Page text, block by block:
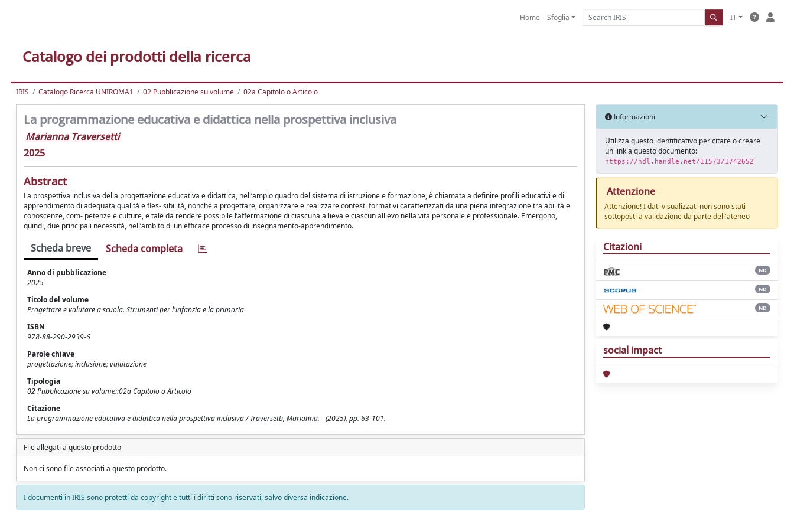
Home Sfoglia IT
Catalogo dei prodotti della ricerca
IRIS Catalogo Ricerca UNIROMA1 02 Pubblicazione su volume 02a Capitolo o Articolo
La programmazione educativa e didattica nella prospettiva inclusiva
Marianna Traversetti
2025
Abstract
La prospettiva inclusiva della progettazione educativa e didattica, nell’ampio quadro del sistema di istruzione e formazione, è chiamata a definire profili educativi e di
apprendimento di adeguata qualità e fles- sibilità, nonché a progettare, organizzare e realizzare contesti formativi caratterizzati da una piena integrazione tra abilità e
conoscenze, com- petenze e culture, e tale da rendere possibile l’affermazione di ciascuna allieva e ciascun allievo nella vita personale e professionale. Emergono,
quindi, due principali necessità, nell’ambito di un efficace processo di insegnamento-apprendimento.
Scheda breve Scheda completa
Anno di pubblicazione
2025
Titolo del volume
Progettare e valutare a scuola. Strumenti per l'infanzia e la primaria
ISBN
978-88-290-2939-6
Parole chiave
progettazione; inclusione; valutazione
Tipologia
02 Pubblicazione su volume::02a Capitolo o Articolo
Citazione
La programmazione educativa e didattica nella prospettiva inclusiva / Traversetti, Marianna. - (2025), pp. 63-101.
File allegati a questo prodotto
Non ci sono file associati a questo prodotto.
I documenti in IRIS sono protetti da copyright e tutti i diritti sono riservati, salvo diversa indicazione.
Informazioni
Utilizza questo identificativo per citare o creare
un link a questo documento:
https://hdl.handle.net/11573/1742652
Attenzione
Attenzione! I dati visualizzati non sono stati
sottoposti a validazione da parte dell'ateneo
Citazioni
ND
ND
ND
social impact